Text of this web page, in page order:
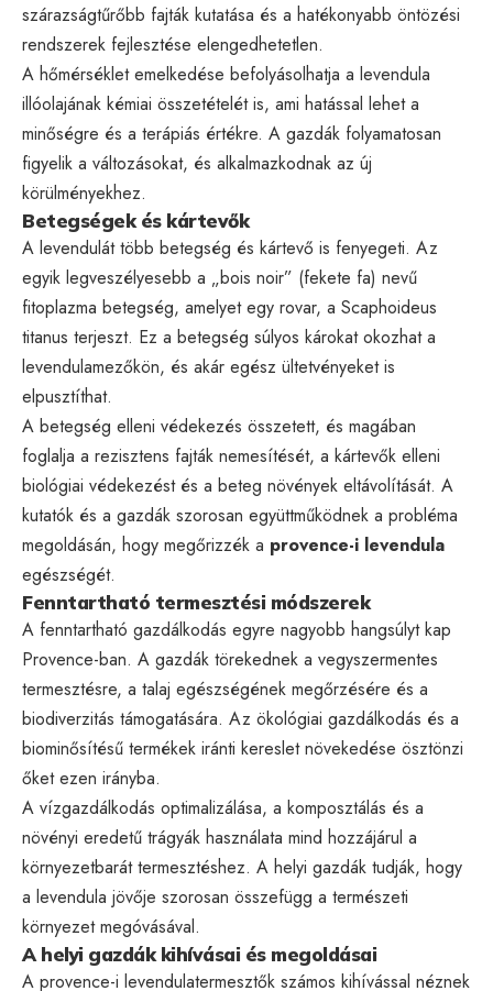
szárazságtűrőbb fajták kutatása és a hatékonyabb öntözési
rendszerek fejlesztése elengedhetetlen.
A hőmérséklet emelkedése befolyásolhatja a levendula
illóolajának kémiai összetételét is, ami hatással lehet a
minőségre és a terápiás értékre. A gazdák folyamatosan
figyelik a változásokat, és alkalmazkodnak az új
körülményekhez.
Betegségek és kártevők
A levendulát több betegség és kártevő is fenyegeti. Az
egyik legveszélyesebb a „bois noir” (fekete fa) nevű
fitoplazma betegség, amelyet egy rovar, a Scaphoideus
titanus terjeszt. Ez a betegség súlyos károkat okozhat a
levendulamezőkön, és akár egész ültetvényeket is
elpusztíthat.
A betegség elleni védekezés összetett, és magában
foglalja a rezisztens fajták nemesítését, a kártevők elleni
biológiai védekezést és a beteg növények eltávolítását. A
kutatók és a gazdák szorosan együttműködnek a probléma
megoldásán, hogy megőrizzék a provence-i levendula
egészségét.
Fenntartható termesztési módszerek
A fenntartható gazdálkodás egyre nagyobb hangsúlyt kap
Provence-ban. A gazdák törekednek a vegyszermentes
termesztésre, a talaj egészségének megőrzésére és a
biodiverzitás támogatására. Az ökológiai gazdálkodás és a
biominősítésű termékek iránti kereslet növekedése ösztönzi
őket ezen irányba.
A vízgazdálkodás optimalizálása, a komposztálás és a
növényi eredetű trágyák használata mind hozzájárul a
környezetbarát termesztéshez. A helyi gazdák tudják, hogy
a levendula jövője szorosan összefügg a természeti
környezet megóvásával.
A helyi gazdák kihívásai és megoldásai
A provence-i levendulatermesztők számos kihívással néznek